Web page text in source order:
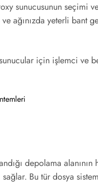
sunucusunun seçimi
ağınızda yeterli bant
için işlemci ve
depolama alanının
Bu tür dosya